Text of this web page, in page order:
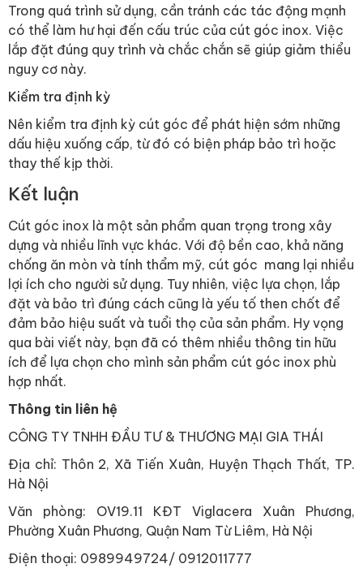
Trong quá trình sử dụng, cần tránh các tác động mạnh
có thể làm hư hại đến cấu trúc của cút góc inox. Việc
lắp đặt đúng quy trình và chắc chắn sẽ giúp giảm thiểu
nguy cơ này.
Kiểm tra định kỳ
Nên kiểm tra định kỳ cút góc để phát hiện sớm những
dấu hiệu xuống cấp, từ đó có biện pháp bảo trì hoặc
thay thế kịp thời.
Kết luận
Cút góc inox là một sản phẩm quan trọng trong xây
dựng và nhiều lĩnh vực khác. Với độ bền cao, khả năng
chống ăn mòn và tính thẩm mỹ, cút góc mang lại nhiều
lợi ích cho người sử dụng. Tuy nhiên, việc lựa chọn, lắp
đặt và bảo trì đúng cách cũng là yếu tố then chốt để
đảm bảo hiệu suất và tuổi thọ của sản phẩm. Hy vọng
qua bài viết này, bạn đã có thêm nhiều thông tin hữu
ích để lựa chọn cho mình sản phẩm cút góc inox phù
hợp nhất.
Thông tin liên hệ
CÔNG TY TNHH ĐẦU TƯ & THƯƠNG MẠI GIA THÁI
Địa chỉ: Thôn 2, Xã Tiến Xuân, Huyện Thạch Thất, TP.
Hà Nội
Văn phòng: OV19.11 KĐT Viglacera Xuân Phương,
Phường Xuân Phương, Quận Nam Từ Liêm, Hà Nội
Điện thoại: 0989949724/ 0912011777